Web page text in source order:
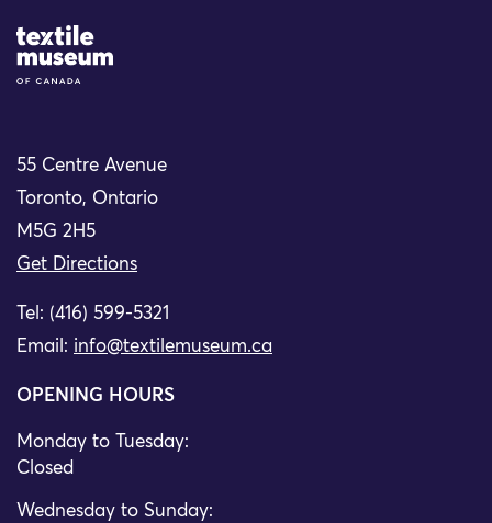
Site Logo
55 Centre Avenue
Toronto, Ontario
M5G 2H5
Get Directions
Tel: (416) 599-5321
Email: info@textilemuseum.ca
OPENING HOURS
Monday to Tuesday:
Closed
Wednesday to Sunday: